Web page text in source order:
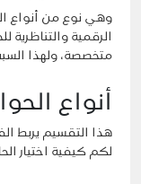
وهي نوع من أنواع
الرقمية
متخصصة، ولهذا
أنواع
هذا التقسيم يربط
لكم كيفية اختيار